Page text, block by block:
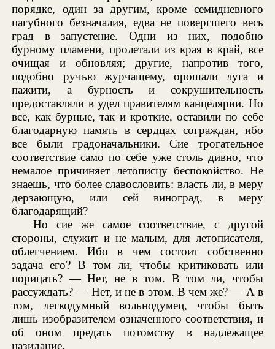
порядке, один за другим, кроме семидневного
пагубного безначалия, едва не повергшего весь
град в запустение. Одни из них, подобно
бурному пламени, пролетали из края в край, все
очищая и обновляя; другие, напротив того,
подобно ручью журчащему, орошали луга и
пажити, а бурность и сокрушительность
предоставляли в удел правителям канцелярии. Но
все, как бурные, так и кроткие, оставили по себе
благодарную память в сердцах сограждан, ибо
все были градоначальники. Сие трогательное
соответствие само по себе уже столь дивно, что
немалое причиняет летописцу беспокойство. Не
знаешь, что более славословить: власть ли, в меру
дерзающую, или сей виноград, в меру
благодарящий?
Но сие же самое соответствие, с другой
стороны, служит и не малым, для летописателя,
облегчением. Ибо в чем состоит собственно
задача его? В том ли, чтобы критиковать или
порицать? — Нет, не в том. В том ли, чтобы
рассуждать? — Нет, и не в этом. В чем же? — А в
том, легкодумный вольнодумец, чтобы быть
лишь изобразителем означенного соответствия, и
об оном предать потомству в надлежащее
назидание.